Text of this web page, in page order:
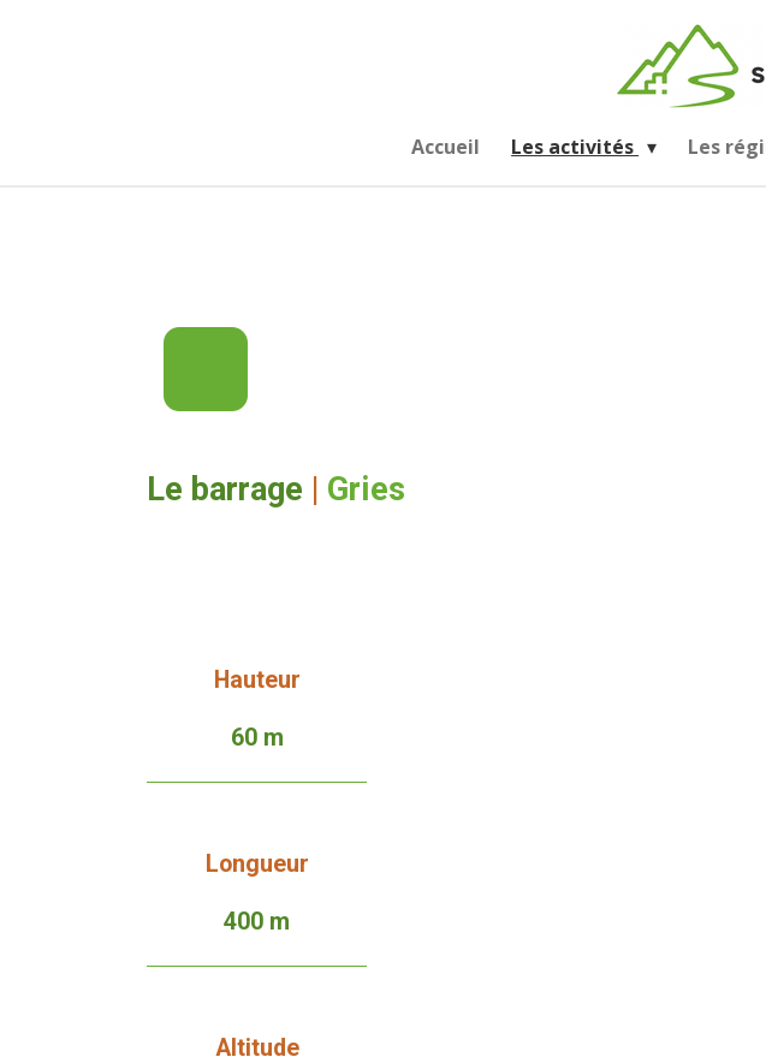
Accueil Les activités Les
Le barrage | Gries
Hauteur
60 m
Longueur
400 m
Altitude